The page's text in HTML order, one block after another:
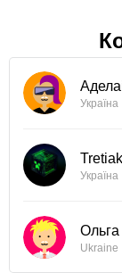
Україна
Україна
Ольга
Ukraine